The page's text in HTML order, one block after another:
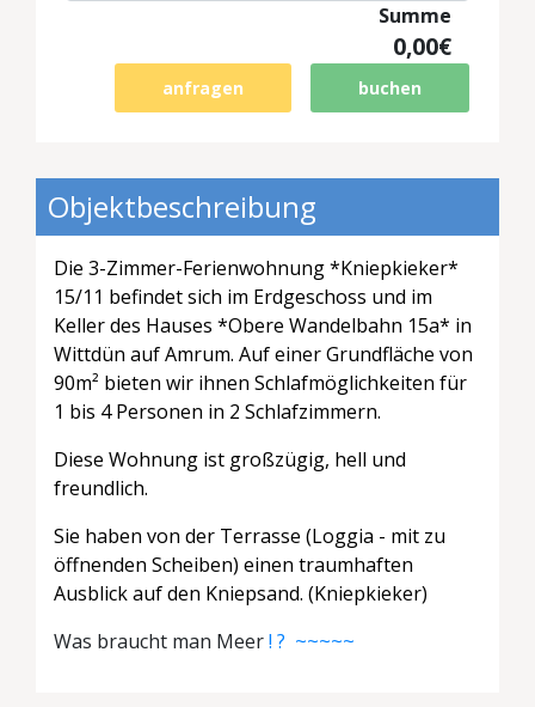
Summe
0,00€
buchen
anfragen
Objektbeschreibung
Die 3-Zimmer-Ferienwohnung *Kniepkieker*
15/11 befindet sich im Erdgeschoss und im
Kellerdes Hauses *Obere Wandelbahn 15a* in
Wittdün auf Amrum. Auf einer Grundfläche von
90m² bieten wir ihnen Schlafmöglichkeiten für
1 bis 4 Personen in 2 Schlafzimmern.
Diese Wohnung ist großzügig, hell und
freundlich.
Sie haben von der Terrasse (Loggia - mit zu
öffnenden Scheiben) einen traumhaften
Ausblick auf den Kniepsand. (Kniepkieker)
Was braucht man Meer! ? ~~~~~